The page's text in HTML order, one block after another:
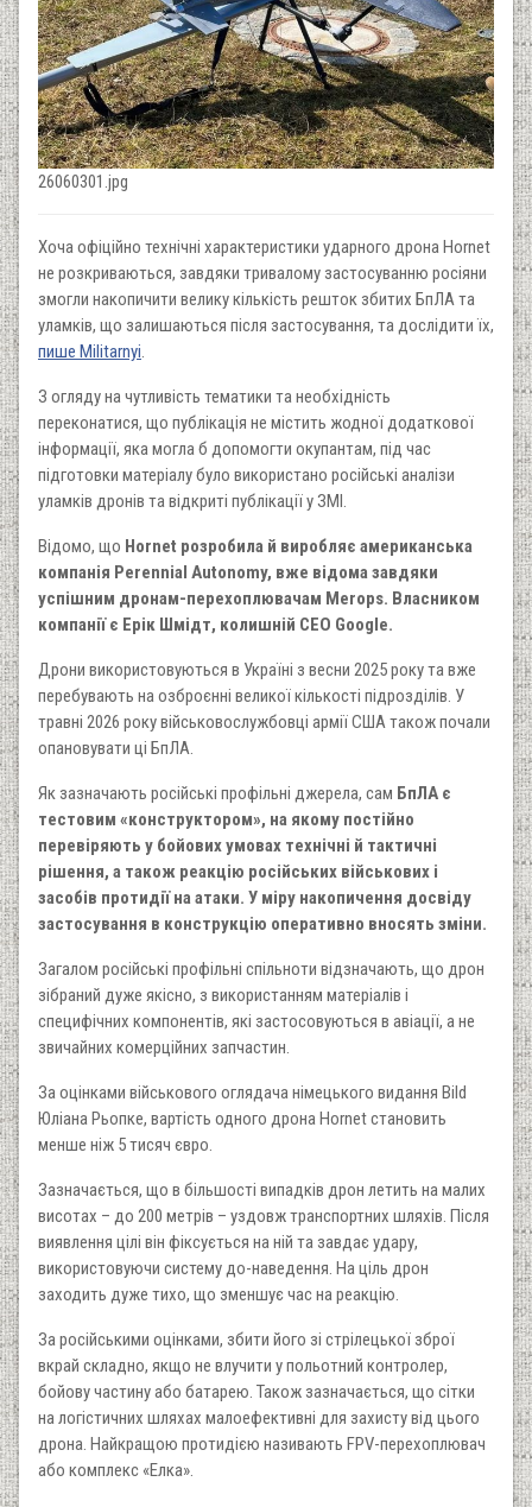
26060301.jpg
Хоча офіційно технічні характеристики ударного дрона Hornet
не розкриваються, завдяки тривалому застосуванню росіяни
змогли накопичити велику кількість решток збитих БпЛА та
уламків, що залишаються після застосування, та дослідити їх,
пише Militarnyi.
З огляду на чутливість тематики та необхідність
переконатися, що публікація не містить жодної додаткової
інформації, яка могла б допомогти окупантам, під час
підготовки матеріалу було використано російські аналізи
уламків дронів та відкриті публікації у ЗМІ.
Відомо, що Hornet розробила й виробляє американська
компанія Perennial Autonomy, вже відома завдяки
успішним дронам-перехоплювачам Merops. Власником
компанії є Ерік Шмідт, колишній CEO Google.
Дрони використовуються в Україні з весни 2025 року та вже
перебувають на озброєнні великої кількості підрозділів. У
травні 2026 року військовослужбовці армії США також почали
опановувати ці БпЛА.
Як зазначають російські профільні джерела, сам БпЛА є
тестовим «конструктором», на якому постійно
перевіряють у бойових умовах технічні й тактичні
рішення, а також реакцію російських військових і
засобів протидії на атаки. У міру накопичення досвіду
застосування в конструкцію оперативно вносять зміни.
Загалом російські профільні спільноти відзначають, що дрон
зібраний дуже якісно, з використанням матеріалів і
специфічних компонентів, які застосовуються в авіації, а не
звичайних комерційних запчастин.
За оцінками військового оглядача німецького видання Bild
Юліана Рьопке, вартість одного дрона Hornet становить
менше ніж 5 тисяч євро.
Зазначається, що в більшості випадків дрон летить на малих
висотах – до 200 метрів – уздовж транспортних шляхів. Після
виявлення цілі він фіксується на ній та завдає удару,
використовуючи систему до-наведення. На ціль дрон
заходить дуже тихо, що зменшує час на реакцію.
За російськими оцінками, збити його зі стрілецької зброї
вкрай складно, якщо не влучити у польотний контролер,
бойову частину або батарею. Також зазначається, що сітки
на логістичних шляхах малоефективні для захисту від цього
дрона. Найкращою протидією називають FPV-перехоплювач
або комплекс «Елка».